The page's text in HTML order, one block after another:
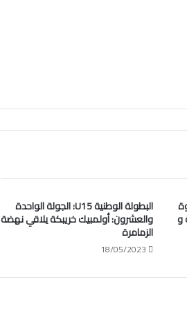
و
البطولة الوطنية U15: الجولة الواحدة
والعشرون: أولمبيك خريبكة يلاقي نهضة
الزمامرة
18/05/2023